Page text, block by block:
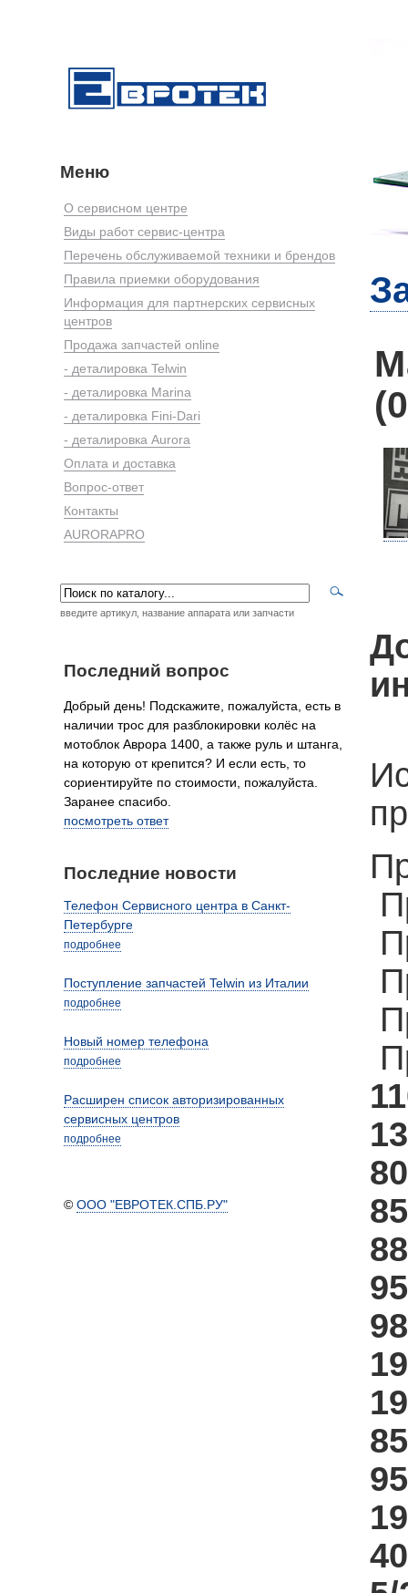
Меню
О сервисном центре
Виды работ сервис-центра
Перечень обслуживаемой техники и брендов
Правила приемки оборудования
Информация для партнерских сервисных
центров
Продажа запчастей online
- деталировка Telwin
- деталировка Marina
- деталировка Fini-Dari
- деталировка Aurora
Оплата и доставка
Вопрос-ответ
Контакты
AURORAPRO
введите артикул, название аппарата или запчасти
Последний вопрос
Добрый день! Подскажите, пожалуйста, есть в
наличии трос для разблокировки колёс на
мотоблок Аврора 1400, а также руль и штанга,
на которую от крепится? И если есть, то
сориентируйте по стоимости, пожалуйста.
Заранее спасибо.
посмотреть ответ
Последние новости
Телефон Сервисного центра в Санкт-
Петербурге
подробнее
Поступление запчастей Telwin из Италии
подробнее
Новый номер телефона
подробнее
Расширен список авторизированных
сервисных центров
подробнее
© ООО "ЕВРОТЕК.СПБ.РУ"